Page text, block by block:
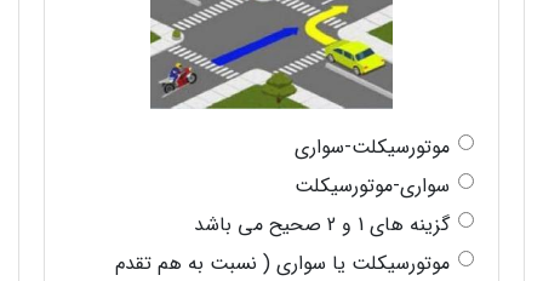
موتورسیکلت-سواری
سواری-موتورسیکلت
گزینه های 1 و 2 صحیح می باشد
موتورسیکلت یا سواری ( نسبت به هم تقدم